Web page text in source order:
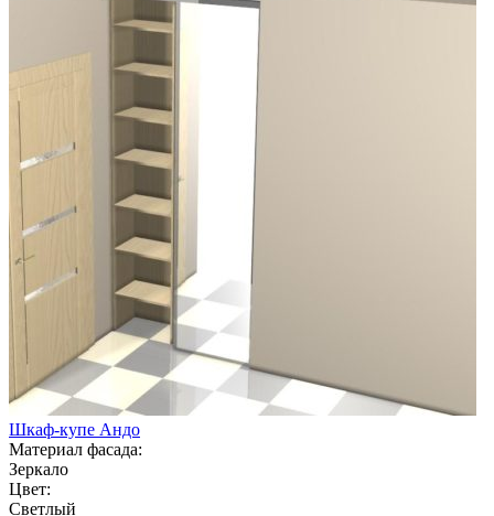
Шкаф-купе Андо
Материал фасада:
Зеркало
Цвет:
Светлый